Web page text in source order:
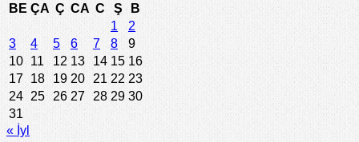
BE ÇA Ç CA C Ş
B
1
2
3
4 5 6 7 8
9
10 11 12 13 14 15 16
17 18 19 20 21 22 23
24 25 26 27 28 29 30
31
« İyl